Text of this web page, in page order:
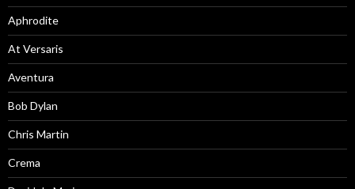
Aphrodite
At Versaris
Aventura
Bob Dylan
Chris Martin
Crema